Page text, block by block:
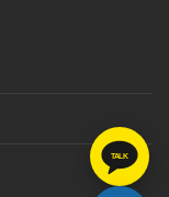
TALK